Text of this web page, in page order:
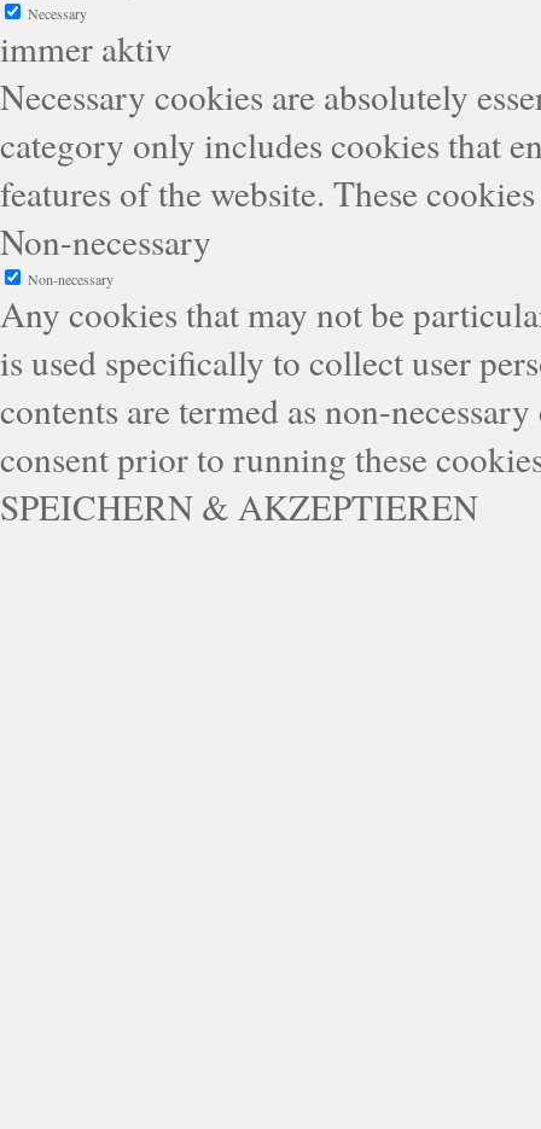
Necessary
immer aktiv
Necessary cookies are absolutely
category only includes cookies that
features of the website. These
Non-necessary
Non-necessary
Any cookies that may not be
is used specifically to collect user
contents are termed as non-
consent prior to running these
SPEICHERN & AKZEPTIEREN